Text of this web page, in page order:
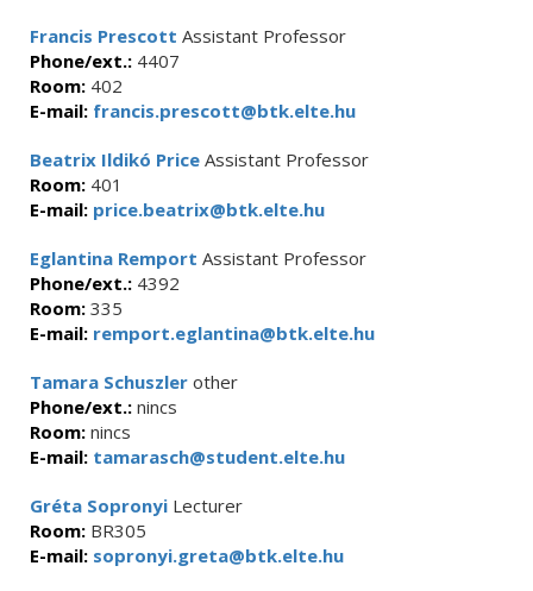
Francis Prescott Assistant Professor
Phone/ext.: 4407
Room: 402
E-mail: francis.prescott@btk.elte.hu
Beatrix Ildikó Price Assistant Professor
Room: 401
E-mail: price.beatrix@btk.elte.hu
Eglantina Remport Assistant Professor
Phone/ext.: 4392
Room: 335
E-mail: remport.eglantina@btk.elte.hu
Tamara Schuszler other
Phone/ext.: nincs
Room: nincs
E-mail: tamarasch@student.elte.hu
Gréta Sopronyi Lecturer
Room: BR305
E-mail: sopronyi.greta@btk.elte.hu